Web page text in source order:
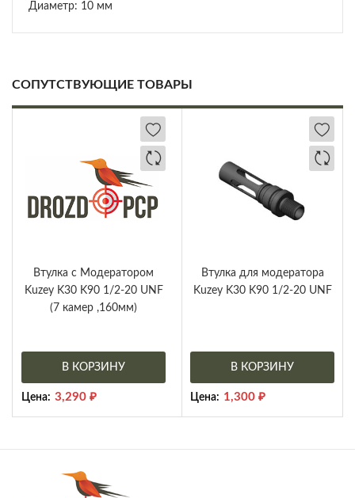
Диаметр: 10 мм
СОПУТСТВУЮЩИЕ ТОВАРЫ
Втулка с Модератором
Kuzey K30 K90 1/2-20 UNF
(7 камер ,160мм)
В КОРЗИНУ
Цена: 3,290 ₽
Втулка для модератора
Kuzey K30 K90 1/2-20 UNF
В КОРЗИНУ
Цена: 1,300 ₽